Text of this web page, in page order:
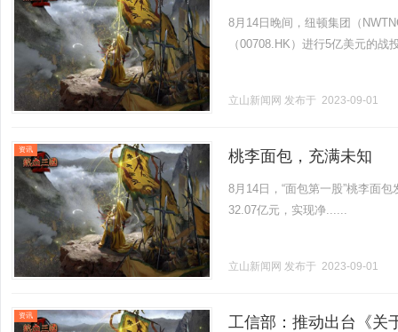
工厂
8月14日晚间，纽顿集团（
（00708.HK）进行5亿美元的战
立山新闻网 发布于 2023-09-01
资讯 桃李面包，充满未知
8月14日，“面包第一股”桃李面
32.07亿元，实现净......
立山新闻网 发布于 2023-09-01
资讯 工信部：推动出台《关